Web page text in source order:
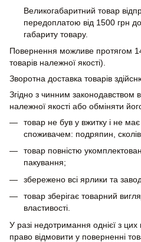
Великогабаритний товар
передоплатою від 1500 грн
габариту товару.
Повернення можливе протягом
товарів належної якості).
Зворотна доставка товарів
Згідно з чинним законодавством
належної якості або обміняти
товар не був у вжитку і не має
споживачем: подряпин,
товар повністю
пакування;
збережено всі ярлики та
товар зберігає товарний
властивості.
У разі недотримання однієї з
право відмовити у поверненні